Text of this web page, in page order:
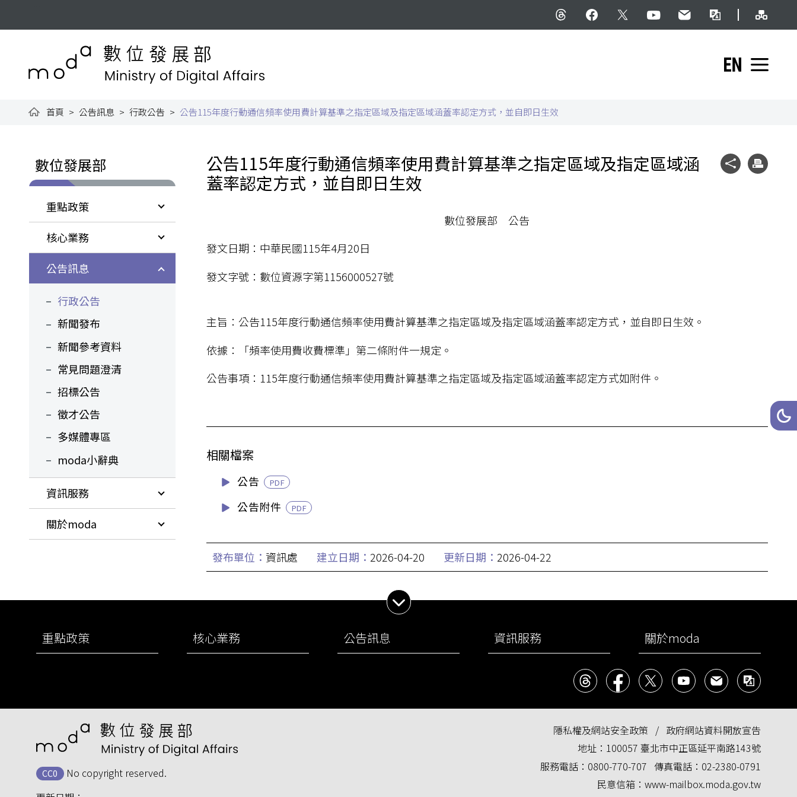
網站
深
Threadsfacebook
X YouTube民意信箱雙語詞彙
數位發展部全球資訊網
English展開
首頁 公告訊息 行政公告 公告115年度行動通信頻率使用費計算基準之指定區域及指定區域涵蓋率認定方式，並自即日生效
數位發展部
重點政策
核心業務
公告訊息
行政公告
新聞發布
新聞參考資料
常見問題澄清
招標公告
徵才公告
多媒體專區
moda小辭典
資訊服務
關於moda
公告115年度行動通信頻率使用費計算基準之指定區域及指定區域涵
蓋率認定方式，並自即日生效
社群分享
列印
數位發展部 公告
發文日期：中華民國115年4月20日
發文字號：數位資源字第1156000527號
主旨：公告115年度行動通信頻率使用費計算基準之指定區域及指定區域涵蓋率認定方式，並自即日生效。
依據：「頻率使用費收費標準」第二條附件一規定。
公告事項：115年度行動通信頻率使用費計算基準之指定區域及指定區域涵蓋率認定方式如附件。
相關檔案
公告 PDF
公告附件 PDF
發布單位： 資訊處 建立日期： 2026-04-20 更新日期： 2026-04-22
展開子選單
重點政策 核心業務 公告訊息 資訊服務 關於moda
Threadsfacebook
X YouTube民意信箱雙語
CC0
No copyright reserved.
隱私權及網站安全政策
政府網站資料開放宣告
地址： 100057 臺北市中正區延平南路143號
服務電話： 0800-770-707 傳真電話： 02-2380-0791
民意信箱： www-mailbox.moda.gov.tw